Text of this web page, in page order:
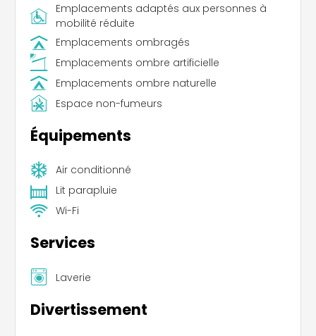
Emplacements adaptés aux personnes à
mobilité réduite
Emplacements ombragés
Emplacements ombre artificielle
Emplacements ombre naturelle
Espace non-fumeurs
Équipements
Air conditionné
Lit parapluie
Wi-Fi
Services
Laverie
Divertissement